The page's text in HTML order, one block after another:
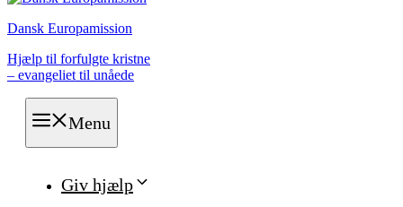
Dansk Europamission
Hjælp til forfulgte kristne
– evangeliet til unåede
Menu
Giv hjælp